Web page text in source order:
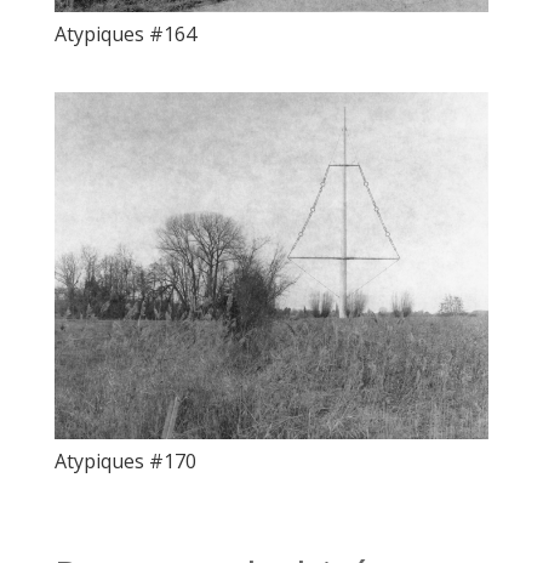
Atypiques #164
Atypiques #170